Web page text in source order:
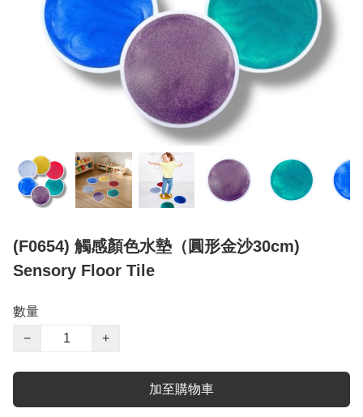
(F0654) 觸感顏色水墊（圓形金沙30cm)
Sensory Floor Tile
數量
−
+
加至購物車